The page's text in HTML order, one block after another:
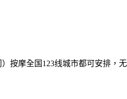
按摩全国123线城市都可安排，无